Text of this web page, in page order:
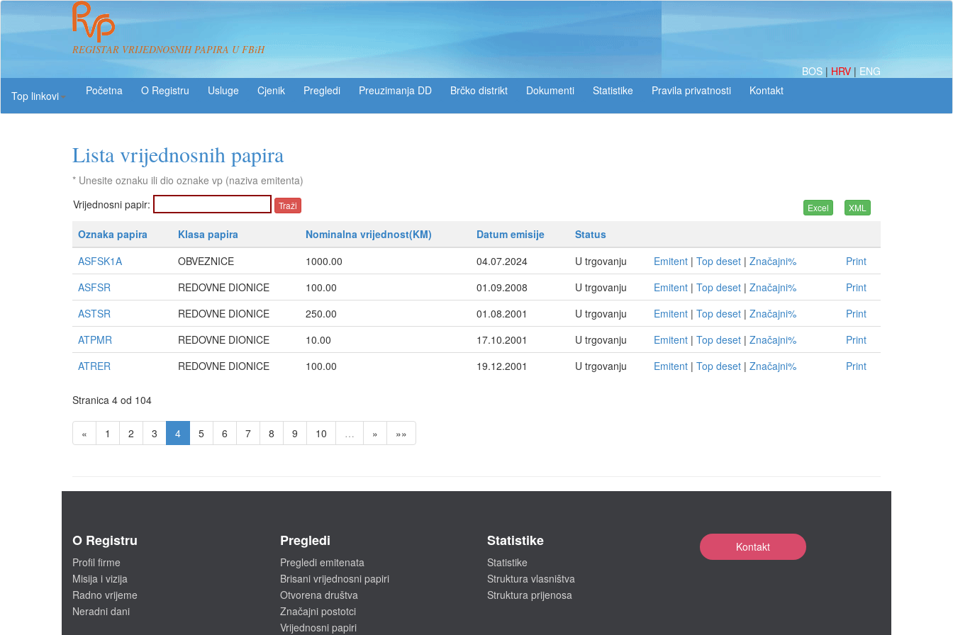
REGISTAR VRIJEDNOSNIH PAPIRA U FBiH
BOS | HRV | ENG
Top linkovi
O Registru Usluge Pregledi Preuzimanja DD Brčko distrikt Dokumenti Statistike
Lista vrijednosnih papira
* Unesite oznaku ili dio oznake vp (naziva emitenta)
Vrijednosni papir:
Oznaka papira Klasa papira Nominalna vrijednost(KM) Datum emisije
Status
ASFSK1A
OBVEZNICE 1000.00 04.07.2024 U trgovanju Emitent | Top deset | Značajni%
Print
ASFSR
REDOVNE DIONICE 100.00 01.09.2008 U trgovanju Emitent | Top deset | Značajni%
Print
ASTSR
REDOVNE DIONICE 250.00 01.08.2001 U trgovanju Emitent | Top deset | Značajni%
Print
ATPMR
REDOVNE DIONICE 10.00 17.10.2001 U trgovanju Emitent | Top deset | Značajni%
Print
ATRER
REDOVNE DIONICE 100.00 19.12.2001 U trgovanju Emitent | Top deset | Značajni% Print
Stranica 4 od 104
« 1 2 3 4 5 6 7 8 9 10 … » »»
O Registru
Profil firme
Misija i vizija
Radno vrijeme
Neradni dani
Pregledi
Pregledi emitenata
Brisani vrijednosni papiri
Otvorena društva
Značajni postotci
Vrijednosni papiri
Statistike
Statistike
Struktura vlasništva
Struktura prijenosa
Kontakt